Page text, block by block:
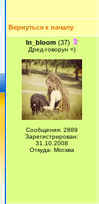
Вернуться к началу
In_bloom(37)
Дред-говорун =)
Сообщения: 2889
Зарегистрирован:
31.10.2008
Откуда: Москва